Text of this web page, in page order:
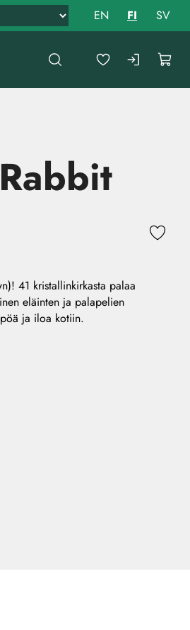
EN FI SV
41 kristallinkirkasta palaa
eläinten ja palapelien
ja iloa kotiin.